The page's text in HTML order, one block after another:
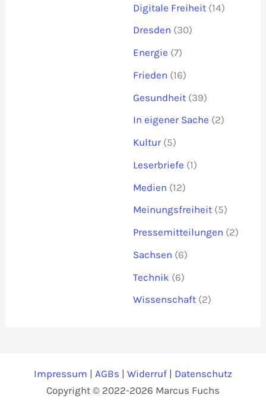
Digitale Freiheit (14)
Dresden (30)
Energie (7)
Frieden (16)
Gesundheit (39)
In eigener Sache (2)
Kultur (5)
Leserbriefe (1)
Medien (12)
Meinungsfreiheit (5)
Pressemitteilungen (2)
Sachsen (6)
Technik (6)
Wissenschaft (2)
Impressum | AGBs | Widerruf | Datenschutz
Copyright © 2022-2026 Marcus Fuchs